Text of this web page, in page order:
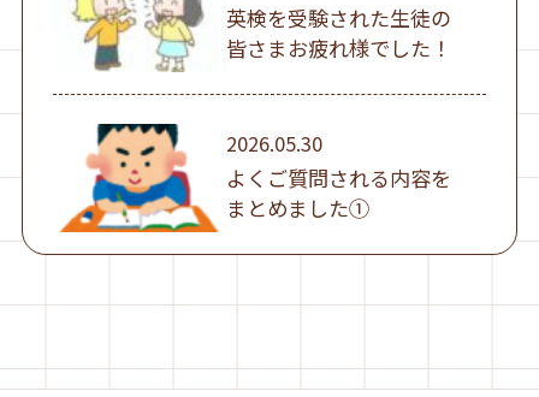
英検を受験された生徒の
皆さまお疲れ様でした！
2026.05.30
よくご質問される内容を
まとめました①